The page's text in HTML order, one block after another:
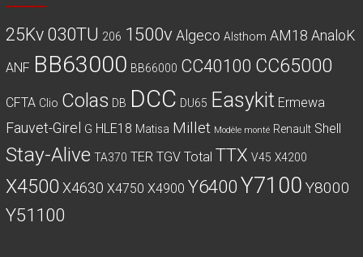
25Kv 030TU 206 1500v Algeco Alsthom AM18 AnaloK
ANF BB63000 BB66000 CC40100 CC65000
CFTA Clio Colas DB DCC DU65 Easykit Ermewa
Fauvet-Girel G HLE18 Matisa Millet Modèle monté Renault Shell
Stay-Alive TA370 TER TGV Total TTX V45 X4200
X4500 X4630 X4750 X4900 Y6400Y7100 Y8000
Y51100